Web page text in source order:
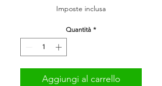
Imposte inclusa
Quantità *
Aggiungi al carrello